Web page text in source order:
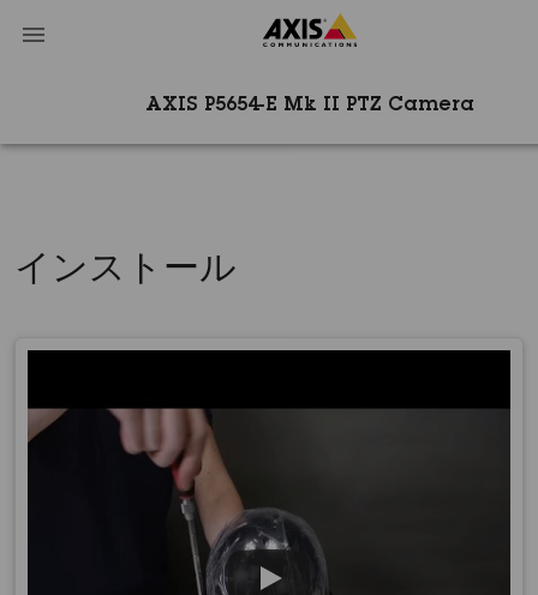
AXIS P5654-E Mk II PTZ Camera
インストール